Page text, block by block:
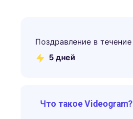
Поздравление в течение
5 дней
Что такое Videogram?